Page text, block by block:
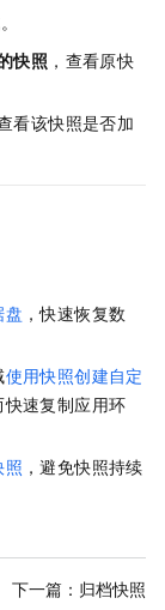
快照 ，查看原快
看该快照是否加
盘 ，快速恢复数
使用快照创建自定
快速复制应用环
照 ，避免快照持续
下一篇： 归档快照